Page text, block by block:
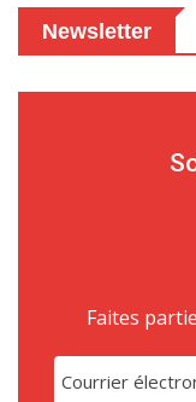
Newsletter
Faites